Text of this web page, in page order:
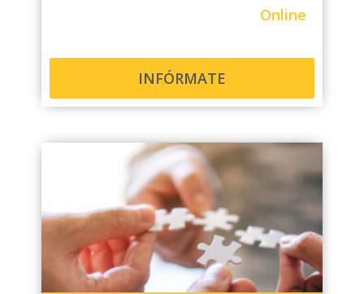
Online
INFÓRMATE